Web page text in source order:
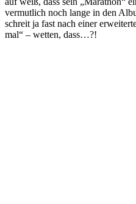
vermutlich noch lange in den
schreit ja fast nach einer
mal“ – wetten, dass…?!